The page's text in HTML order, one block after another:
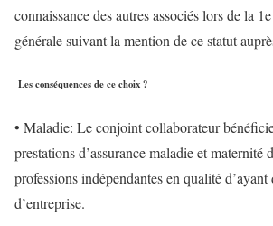
connaissance des autres associés lors de la
générale suivant la mention de ce statut
Les conséquences de ce choix ?
• Maladie: Le conjoint collaborateur
prestations d’assurance maladie et maternité
professions indépendantes en qualité
d’entreprise.